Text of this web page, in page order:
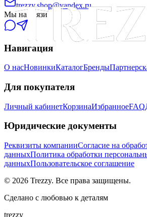
trezzy.shop@yandex.ru
Мы на связи
Навигация
О насНовинкиКаталогБренды
Для покупателя
Личный кабинетКорзинаИзбранноеFAQ
Юридические документы
Реквизиты компанииСогласие на
данныхПолитика обработки
данныхПользовательское соглашение
© 2026 Trezzy. Все права защищены.
Сделано с любовью к деталям
trezzy